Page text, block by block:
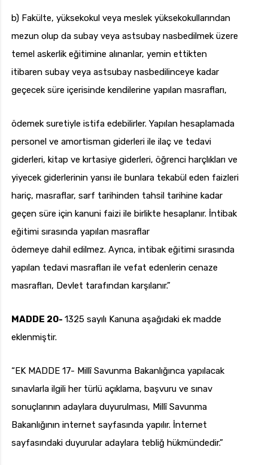
b) Fakülte, yüksekokul veya meslek yüksekokullarından
mezun olup da subay veya astsubay nasbedilmek üzere
temel askerlik eğitimine alınanlar, yemin ettikten
itibaren subay veya astsubay nasbedilinceye kadar
geçecek süre içerisinde kendilerine yapılan masrafları,
ödemek suretiyle istifa edebilirler. Yapılan hesaplamada
personel ve amortisman giderleri ile ilaç ve tedavi
giderleri, kitap ve kırtasiye giderleri, öğrenci harçlıkları ve
yiyecek giderlerinin yarısı ile bunlara tekabül eden faizleri
hariç, masraflar, sarf tarihinden tahsil tarihine kadar
geçen süre için kanuni faizi ile birlikte hesaplanır. İntibak
eğitimi sırasında yapılan masraflar
ödemeye dahil edilmez. Ayrıca, intibak eğitimi sırasında
yapılan tedavi masrafları ile vefat edenlerin cenaze
masrafları, Devlet tarafından karşılanır.”
MADDE 20- 1325 sayılı Kanuna aşağıdaki ek madde
eklenmiştir.
“EK MADDE 17- Millî Savunma Bakanlığınca yapılacak
sınavlarla ilgili her türlü açıklama, başvuru ve sınav
sonuçlarının adaylara duyurulması, Millî Savunma
Bakanlığının internet sayfasında yapılır. İnternet
sayfasındaki duyurular adaylara tebliğ hükmündedir.”